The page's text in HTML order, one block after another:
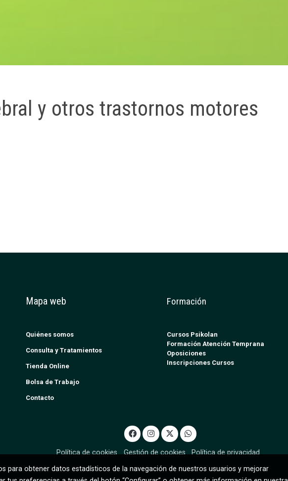
y otros trastornos motores
Mapa web
Quiénes somos
Consulta y Tratamientos
Tienda Online
Bolsa de Trabajo
Contacto
Formación
Cursos Psikolan
Formación Atención Temprana
Oposiciones
Inscripciones Cursos
Política de cookies Gestión de cookies Política de privacidad
para obtener datos estadísticos de la navegación de nuestros usuarios y mejorar